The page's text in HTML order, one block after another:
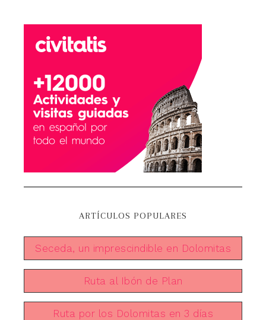
ARTÍCULOS POPULARES
Seceda, un imprescindible en Dolomitas
Ruta al Ibón de Plan
Ruta por los Dolomitas en 3 días